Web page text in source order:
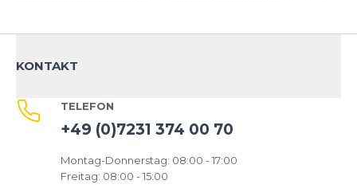
KONTAKT
TELEFON
+49 (0)7231 374 00 70
Montag-Donnerstag: 08:00 - 17:00
Freitag: 08:00 - 15:00